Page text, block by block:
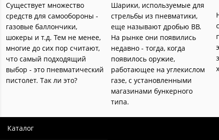
Существует множество
средств для самообороны -
газовые баллончики,
шокеры и т.д. Тем не менее,
многие до сих пор считают,
что самый подходящий
выбор - это пневматический
пистолет. Так ли это?
Шарики, используемые для
стрельбы из пневматики,
еще называют дробью ВВ.
На рынке они появились
недавно - тогда, когда
появилось оружие,
работающее на углекислом
газе, с установленными
магазинами бункерного
типа.
Каталог